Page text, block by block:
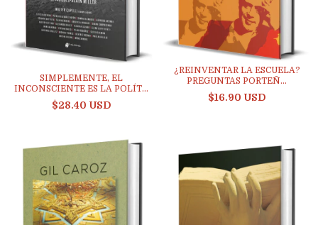
SIMPLEMENTE, EL
INCONSCIENTE ES LA POLÍT...
$28.40 USD
¿REINVENTAR LA ESCUELA?
PREGUNTAS PORTEÑ...
$16.90 USD